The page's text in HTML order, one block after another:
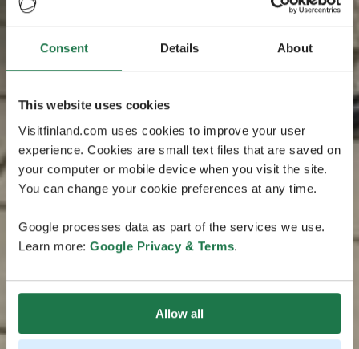
Consent Details About
This website uses cookies
Visitfinland.com uses cookies to improve your user
experience. Cookies are small text files that are saved on
your computer or mobile device when you visit the site.
You can change your cookie preferences at any time.
Google processes data as part of the services we use.
Learn more: Google Privacy & Terms.
Allow all